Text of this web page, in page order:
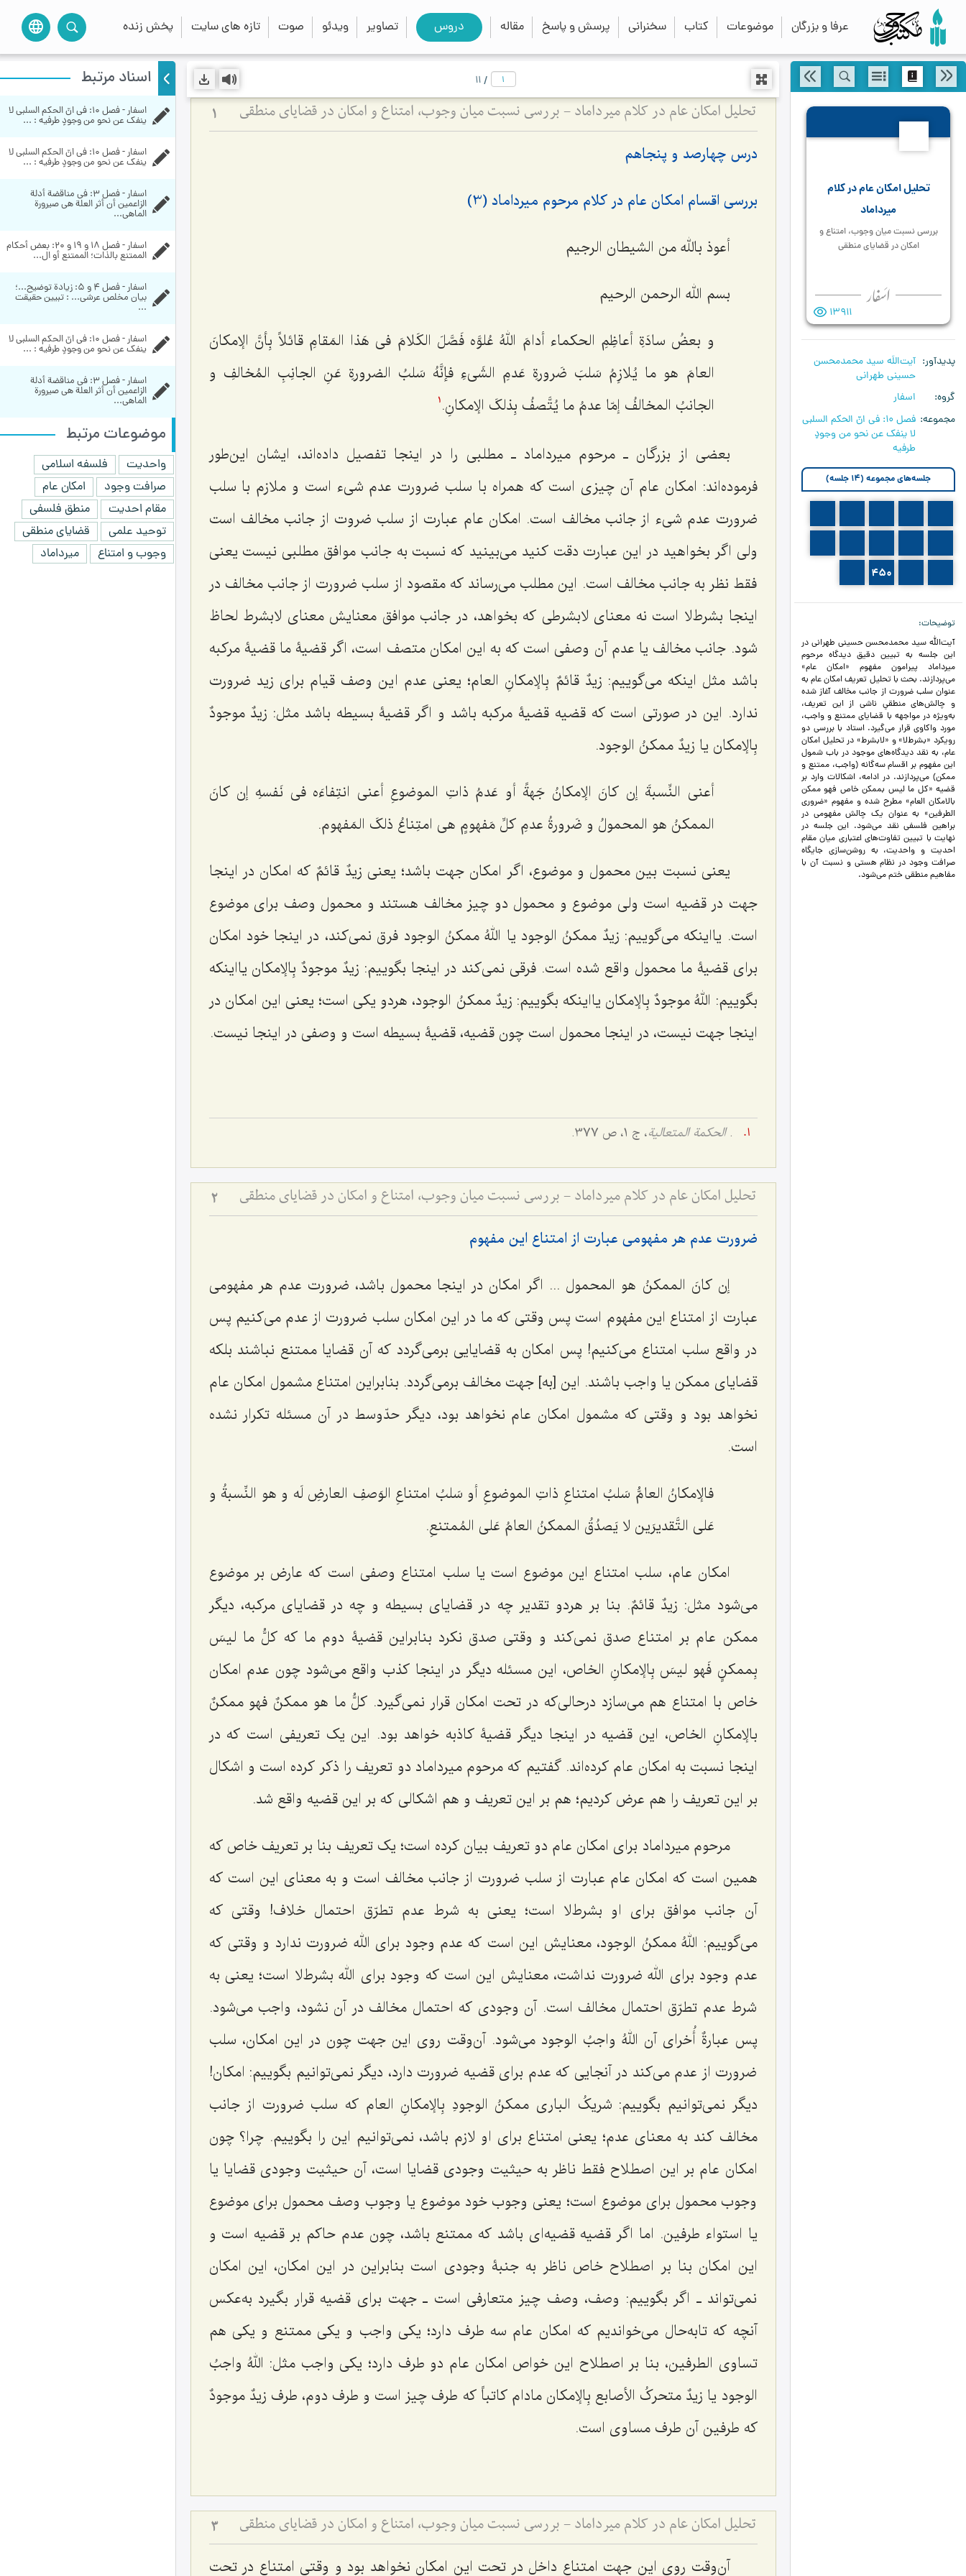
عرفا و بزرگان موضوعات کتاب سخنرانی پرسش و پاسخ مقاله دروس تصاویر ویدئو صوت تازه های سایت پخش زنده language search
close
تحلیل امکان عام در کلام
میرداماد
بررسی نسبت میان وجوب، امتناع و
امکان در قضایای منطقی
13911
پدیدآور
آیت‌اللَه سید محمدمحسن
حسینی طهرانی
گروه
اسفار
مجموعه
فصل 10: فی انّ الحکم السلبی
لا ینفک عن نحو من وجودٍ
طرفیه
جلسه‌های مجموعه (14 جلسه)
450
توضیحات
آیت‌الله سید محمدمحسن حسینی طهرانی در
این جلسه به تبیین دقیق دیدگاه مرحوم
میرداماد پیرامون مفهوم «امکان عام»
می‌پردازند. بحث با تحلیل تعریف امکان عام به
عنوان سلب ضرورت از جانب مخالف آغاز شده
و چالش‌های منطقیِ ناشی از این تعریف،
به‌ویژه در مواجهه با قضایای ممتنع و واجب،
مورد واکاوی قرار می‌گیرد. استاد با بررسی دو
رویکرد «بشرط‌لا» و «لابشرط» در تحلیل امکان
عام، به نقد دیدگاه‌های موجود در باب شمول
این مفهوم بر اقسام سه‌گانه (واجب، ممتنع و
ممکن) می‌پردازند. در ادامه، اشکالات وارد بر
قضیه «کل ما لیس بممکن خاص فهو ممکن
بالامکان العام» مطرح شده و مفهوم «ضروری
الطرفین» به عنوان یک چالش مفهومی در
براهین فلسفی نقد می‌شود. این جلسه در
نهایت با تبیین تفاوت‌های اعتباری میان مقام
احدیت و واحدیت، به روشن‌سازی جایگاه
صرافت وجود در نظام هستی و نسبت آن با
مفاهیم منطقی ختم می‌شود.
/
11
تحلیل امکان عام در کلام میرداماد - بررسی نسبت میان وجوب، امتناع و امکان در قضایای منطقی 1
درس چهارصد و پنجاهم
بررسی اقسام امکان عام در کلام مرحوم میرداماد (3)
أعوذ بالله من الشیطان الرجیم
بسم الله الرحمن الرحیم‌
و بعضُ سادَةِ أعاظِمِ الحکماء أدامَ اللهُ عُلوَّه فَصَّلَ الکَلامَ فی هَذا المَقامِ قائلاً بِأنَّ الإمکانَ
العامَ هو ما یُلازِمُ سَلبَ ضَرورةِ عَدمِ الشَی‌ءِ فإنَّهُ سَلبُ الضرورةِ عَنِ الجانِبِ المُخالفِ و
الجانبُ المخالفُ إمّا عدمُ ما یُتَّصفُ بِذلکَ الإمکانِ. 1
بعضی از بزرگان ـ مرحوم میرداماد ـ مطلبی را در اینجا تفصیل داده‌اند، ایشان این‌طور
فرموده‌اند: امکان عام آن چیزی است که همراه با سلب ضرورت عدم شیء است و ملازم با سلب
ضرورت عدم شیء از جانب مخالف است. امکان عام عبارت از سلب ضروت از جانب مخالف است
ولی اگر بخواهید در این عبارت دقت کنید می‌بینید که نسبت به جانب موافق مطلبی نیست یعنی
فقط نظر به جانب مخالف است. این مطلب می‌رساند که مقصود از سلب ضرورت از جانب مخالف در
اینجا بشرط‌لا است نه معنای لابشرطی که بخواهد، در جانب موافق معنایش معنای لابشرط لحاظ
شود. جانب مخالف یا عدم آن وصفی است که به این امکان متصف است، اگر قضیۀ ما قضیۀ مرکبه
باشد مثل اینکه می‌گوییم: زیدٌ قائمٌ بِالإمکانِ العام؛ یعنی عدم این وصف قیام برای زید ضرورت
ندارد. این در صورتی است که قضیه قضیۀ مرکبه باشد و اگر قضیۀ بسیطه باشد مثل: زیدٌ موجودٌ
بِالإمکان یا زیدٌ ممکنُ الوجود.
أعنی النِّسبةَ إن کانَ الإمکانُ جَهةً أو عَدمُ ذاتِ الموضوعِ أعنی انتِفاءَه فی نَفسهِ إن کانَ
الممکنُ هو المحمولُ و ضَرورةُ عدمِ کلِّ مَفهومٍ هی امتِناعُ ذلکَ المَفهوم.
یعنی نسبت بین محمول و موضوع، اگر امکان جهت باشد؛ یعنی زیدٌ قائمٌ که امکان در اینجا
جهت در قضیه است ولی موضوع و محمول دو چیز مخالف هستند و محمول وصف برای موضوع
است. یااینکه می‌گوییم: زیدٌ ممکنُ الوجود یا اللهُ ممکنُ الوجود فرق نمی‌کند، در اینجا خود امکان
برای قضیۀ ما محمول واقع شده است. فرقی نمی‌کند در اینجا بگوییم: زیدٌ موجودٌ بِالإمکان یااینکه
بگوییم: اللهُ موجودٌ بِالإمکان یااینکه بگوییم: زیدٌ ممکنُ الوجود، هردو یکی است؛ یعنی این امکان در
اینجا جهت نیست، در اینجا محمول است چون قضیه، قضیۀ بسیطه است و وصفی در اینجا نیست.
.الحکمة المتعالیة، ج 1، ص 377.
تحلیل امکان عام در کلام میرداماد - بررسی نسبت میان وجوب، امتناع و امکان در قضایای منطقی 2
ضرورت عدم هر مفهومی عبارت از امتناع این مفهوم
إن کانَ الممکنُ هو المحمول ... اگر امکان در اینجا محمول باشد، ضرورت عدم هر مفهومی
عبارت از امتناع این مفهوم است پس وقتی که ما در این امکان سلب ضرورت از عدم می‌کنیم پس
در واقع سلب امتناع می‌کنیم! پس امکان به قضایایی برمی‌گردد که آن قضایا ممتنع نباشند بلکه
قضایای ممکن یا واجب باشند. این [به] جهت مخالف برمی‌گردد. بنابراین امتناع مشمول امکان عام
نخواهد بود و وقتی که مشمول امکان عام نخواهد بود، دیگر حدّوسط در آن مسئله تکرار نشده
است.
فالإمکانُ العامُّ سَلبُ امتناعِ ذاتِ الموضوعِ أو سَلبُ امتناعِ الوَصفِ العارضِ لَه و هو النِّسبةُ و
عَلى التَّقدیرَین لا یَصدُقُ الممکنُ العامُ عَلى المُمتنعِ.
امکان عام، سلب امتناع این موضوع است یا سلب امتناع وصفی است که عارض بر موضوع
می‌شود مثل: زیدٌ قائمٌ. بنا بر هردو تقدیر چه در قضایای بسیطه و چه در قضایای مرکبه، دیگر
ممکن عام بر امتناع صدق نمی‌کند و وقتی صدق نکرد بنابراین قضیۀ دوم ما کهکلُّ ما لیسَ
بِممکنٍ فَهو لیسَ بِالإمکانِ الخاص، این مسئله دیگر در اینجا کذب واقع می‌شود چون عدم امکان
خاص با امتناع هم می‌سازد درحالی‌که در تحت امکان قرار نمی‌گیرد. کلُّ ما هو ممکنٌ فهو ممکنٌ
بالإمکانِ الخاص، این قضیه در اینجا دیگر قضیۀ کاذبه خواهد بود. این یک تعریفی است که در
اینجا نسبت به امکان عام کرده‌اند. گفتیم که مرحوم میرداماد دو تعریف را ذکر کرده است و اشکال
بر این تعریف را هم عرض کردیم؛ هم بر این تعریف و هم اشکالی که بر این قضیه واقع شد.
مرحوم میرداماد برای امکان عام دو تعریف بیان کرده است؛ یک تعریف بنا بر تعریف خاص که
همین است که امکان عام عبارت از سلب ضرورت از جانب مخالف است و به معنای این است که
آن جانب موافق برای او بشرط‌لا است؛ یعنی به شرط عدم تطرّق احتمال خلاف! وقتی که
می‌گوییم: اللهُ ممکنُ الوجود، معنایش این است که عدم وجود برای الله ضرورت ندارد و وقتی که
عدم وجود برای الله ضرورت نداشت، معنایش این است که وجود برای الله بشرط‌لا است؛ یعنی به
شرط عدم تطرّق احتمال مخالف است. آن وجودی که احتمال مخالف در آن نشود، واجب می‌شود.
پس عبارةٌ أُخرای آن اللهُ واجبُ الوجود می‌شود. آن‌وقت روی این جهت چون در این امکان، سلب
ضرورت از عدم می‌کند در آنجایی که عدم برای قضیه ضرورت دارد، دیگر نمی‌توانیم بگوییم: امکان!
دیگر نمی‌توانیم بگوییم: شریکُ الباری ممکنُ الوجودِ بِالإمکانِ العامکه سلب ضرورت از جانب
مخالف کند به معنای عدم؛ یعنی امتناع برای او لازم باشد، نمی‌توانیم این را بگوییم. چرا؟ چون
امکان عام بر این اصطلاح فقط ناظر به حیثیت وجودی قضایا است، آن حیثیت وجودی قضایا یا
وجوب محمول برای موضوع است؛ یعنی وجوب خود موضوع یا وجوب وصف محمول برای موضوع
یا استواء طرفین. اما اگر قضیه قضیه‌ای باشد که ممتنع باشد، چون عدم حاکم بر قضیه است و
این امکان بنا بر اصطلاح خاص ناظر به جنبۀ وجودی است بنابراین در این امکان، این امکان
نمی‌تواند ـ اگر بگوییم: وصف، وصف چیز متعارفی است ـ جهت برای قضیه قرار بگیرد به‌عکس
آنچه که تابه‌حال می‌خواندیم که امکان عام سه طرف دارد؛ یکی واجب و یکی ممتنع و یکی هم
تساوی الطرفین، بنا بر اصطلاح این خواص امکان عام دو طرف دارد؛ یکی واجب مثل: اللهُ واجبُ
الوجود یا زیدٌ متحرکُ الأصابع بِالإمکان مادام کاتباً که طرف چیز است و طرف دوم، طرف زیدٌ موجودٌ
که طرفین آن طرف مساوی است.
تحلیل امکان عام در کلام میرداماد - بررسی نسبت میان وجوب، امتناع و امکان در قضایای منطقی 3
آن‌وقت روی این جهت امتناع داخل در تحت این امکان نخواهد بود و وقتی امتناع در تحت
اسناد مرتبط
ینفک عن نحو من وجودٍ طرفیه : ...
ینفک عن نحو من وجودٍ طرفیه : ...
الماهي...
الممتنع بالذات‏؛ الممتنع أو ال...
...
ینفک عن نحو من وجودٍ طرفیه : ...
الماهي...
موضوعات مرتبط
واحدیت
فلسفه اسلامی
صرافت وجود
امکان عام
مقام احدیت
منطق فلسفی
توحید علمی
قضایای منطقی
وجوب و امتناع
میرداماد